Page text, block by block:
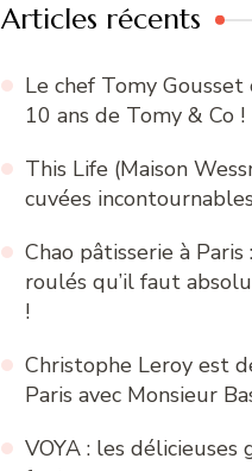
Articles récents
Le chef Tomy
10 ans de Tomy & Co !
This Life (Maison
cuvées
Chao pâtisserie à
roulés qu’il faut
!
Christophe Leroy est
Paris avec Monsieur
VOYA : les délicieuses